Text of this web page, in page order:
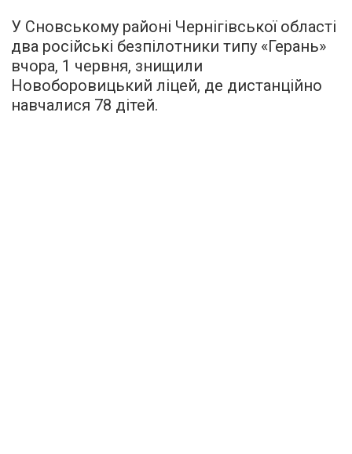
У Сновському районі Чернігівської області
два російські безпілотники типу «Герань»
вчора, 1 червня, знищили
Новоборовицький ліцей, де дистанційно
навчалися 78 дітей.